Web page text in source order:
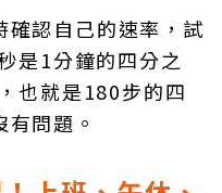
確認自己的速率，試
是1分鐘的四分之
也就是180步的四
問題。